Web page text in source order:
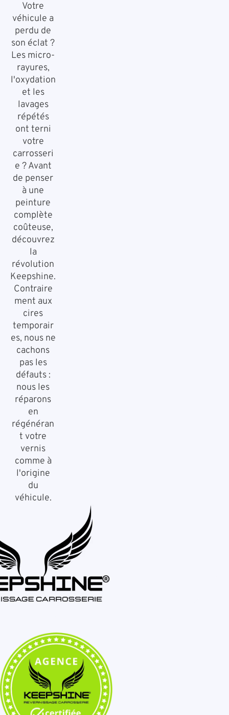
Votre
véhicule a
perdu de
son éclat ?
Les micro-
rayures,
l'oxydation
et les
lavages
répétés
ont terni
votre
carrosseri
e ? Avant
de penser
à une
peinture
complète
coûteuse,
découvrez
la
révolution
Keepshine.
Contraire
ment aux
cires
temporair
es, nous ne
cachons
pas les
défauts :
nous les
réparons
en
régénéran
t votre
vernis
comme à
l'origine
du
véhicule.